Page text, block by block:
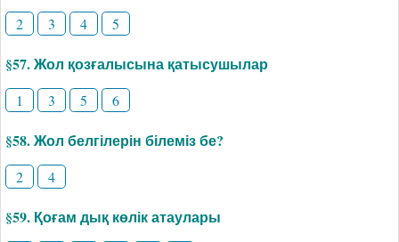
2 3 4 5
§57. Жол қозғалысына қатысушылар
1 3 5 6
§58. Жол белгілерін білеміз бе?
2 4
§59. Қоғам дық көлік атаулары